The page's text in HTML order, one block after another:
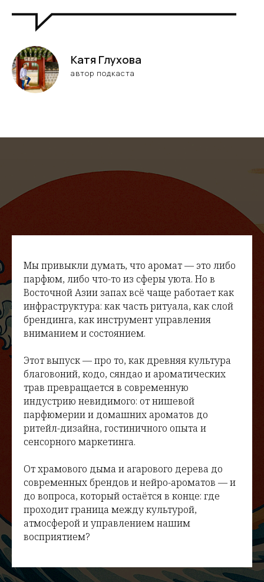
Катя Глухова
автор подкаста
Мы привыкли думать, что аромат — это либо
парфюм, либо что-то из сферы уюта. Но в
Восточной Азии запах всё чаще работает как
инфраструктура: как часть ритуала, как слой
брендинга, как инструмент управления
вниманием и состоянием.
Этот выпуск — про то, как древняя культура
благовоний, кодо, сяндао и ароматических
трав превращается в современную
индустрию невидимого: от нишевой
парфюмерии и домашних ароматов до
ритейл-дизайна, гостиничного опыта и
сенсорного маркетинга.
От храмового дыма и агарового дерева до
современных брендов и нейро-ароматов — и
до вопроса, который остаётся в конце: где
проходит граница между культурой,
атмосферой и управлением нашим
восприятием?